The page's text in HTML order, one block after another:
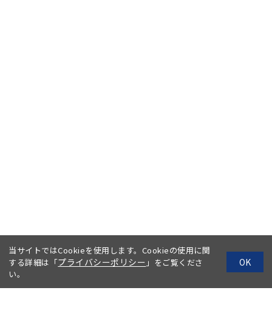
当サイトではCookieを使用します。Cookieの使用に関
する詳細は「プライバシーポリシー 」をご覧くださ
い。
OK